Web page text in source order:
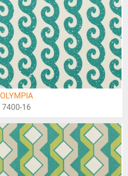
OLYMPIA
7400-16